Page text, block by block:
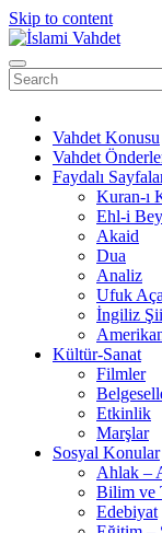
Skip to content
Vahdet Konusu
Vahdet
Faydalı
Kuran-ı
Ehl-i
Akaid
Dua
Analiz
Ufuk
İngiliz
Kültür-Sanat
Filmler
Etkinlik
Marşlar
Sosyal Konular
Ahlak –
Bilim ve
Edebiyat